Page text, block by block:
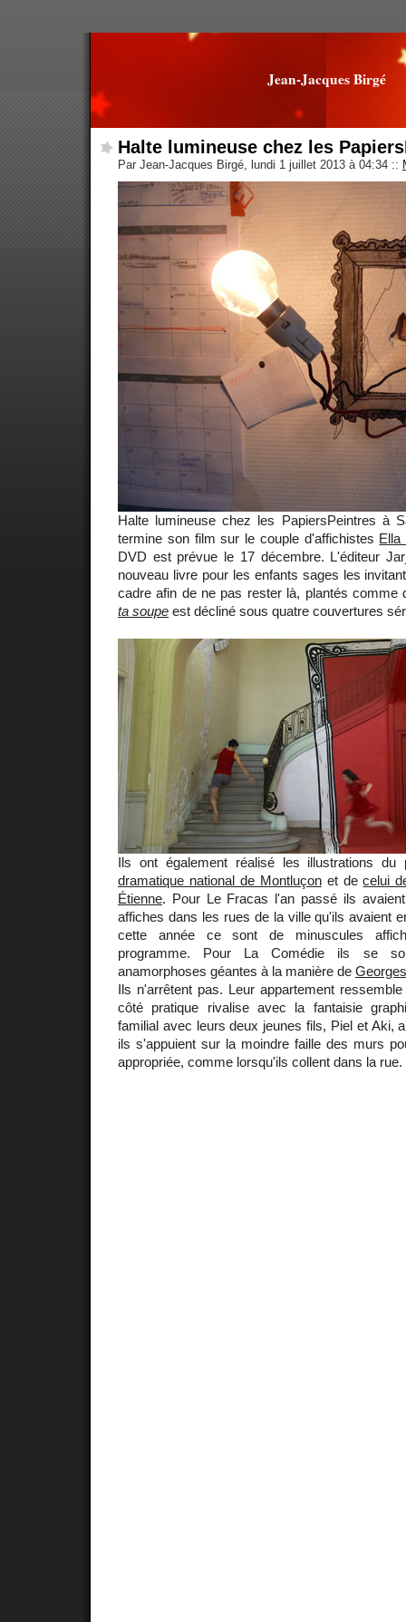
Jean-Jacques Birgé
Halte lumineuse chez les
Par Jean-Jacques Birgé, lundi 1 juillet 2013 à 04:34 ::
Halte lumineuse chez les PapiersPeintres à
termine son film sur le couple d'affichistes Ella
DVD est prévue le 17 décembre. L'éditeur
nouveau livre pour les enfants sages les
cadre afin de ne pas rester là, plantés comme
ta soupe est décliné sous quatre couvertures
Ils ont également réalisé les illustrations du
dramatique national de Montluçonet decelui
Étienne. Pour Le Fracas l'an passé ils
affiches dans les rues de la ville qu'ils avaient
cette année ce sont de minuscules
programme. Pour La Comédie ils se
anamorphoses géantes à la manière de
Ils n'arrêtent pas. Leur appartement
côté pratique rivalise avec la fantaisie
familial avec leurs deux jeunes fils, Piel et Aki,
ils s'appuient sur la moindre faille des murs
appropriée, comme lorsqu'ils collent dans la rue.